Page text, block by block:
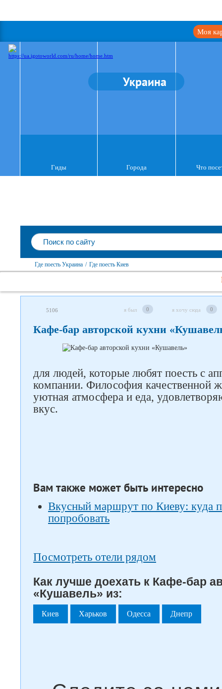
Моя
Украина
Гиды Города Что
Где поесть Украина / Где поесть Киев
5106 я был 0 я хочу сюда 0
Кафе-бар авторской кухни
для людей, которые любят поесть с
компании. Философия качественной
уютная атмосфера и еда,
вкус.
Вам также может быть интересно
Вкусный маршрут по Киеву: куда
попробовать
Посмотреть отели рядом
Как лучше доехать к Кафе-бар
«Кушавель» из:
Киев Харьков Одесса Днепр
Следите за нами в соцсетях